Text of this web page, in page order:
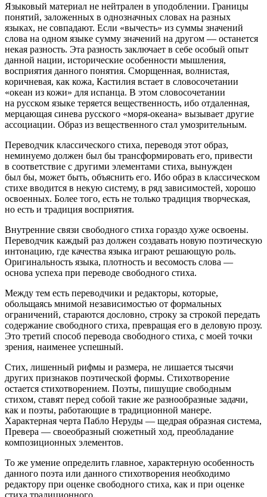
Языковый материал не нейтрален в уподоблении. Границы
понятий, заложенных в однозначных словах на разных
языках, не совпадают. Если «вычесть» из суммы значений
слова на одном языке сумму значений на другом — останется
некая разность. Эта разность заключает в себе особый опыт
данной нации, исторические особенности мышления,
восприятия данного понятия. Сморщенная, волнистая,
коричневая, как кожа, Кастилия встает в словосочетании
«океан из кожи» для испанца. В этом словосочетании
на русском языке теряется вещественность, ибо отдаленная,
мерцающая синева русского «моря-океана» вызывает другие
ассоциации. Образ из вещественного стал умозрительным.
Переводчик классического стиха, переводя этот образ,
неминуемо должен был бы трансформировать его, привести
в соответствие с другими элементами стиха, вынужден
был бы, может быть, объяснить его. Ибо образ в классическом
стихе вводится в некую систему, в ряд зависимостей, хорошо
освоенных. Более того, есть не только традиция творческая,
но есть и традиция восприятия.
Внутренние связи свободного стиха гораздо хуже освоены.
Переводчик каждый раз должен создавать новую поэтическую
интонацию, где качества языка играют решающую роль.
Оригинальность языка, плотность и весомость слова —
основа успеха при переводе свободного стиха.
Между тем есть переводчики и редакторы, которые,
обольщаясь мнимой независимостью от формальных
ограничений, стараются дословно, строку за строкой передать
содержание свободного стиха, превращая его в деловую прозу.
Это третий способ перевода свободного стиха, с моей точки
зрения, наименее успешный.
Стих, лишенный рифмы и размера, не лишается тысячи
других признаков поэтической формы. Стихотворение
остается стихотворением. Поэты, пишущие свободным
стихом, ставят перед собой такие же разнообразные задачи,
как и поэты, работающие в традиционной манере.
Характерная черта Пабло Неруды — щедрая образная система,
Превера — своеобразный сюжетный ход, преобладание
композиционных элементов.
То же умение определить главное, характерную особенность
данного поэта или данного стихотворения необходимо
редактору при оценке свободного стиха, как и при оценке
стиха традиционного.